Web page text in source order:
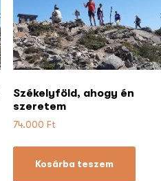
Székelyföld, ahogy én
szeretem
74.000 Ft
Kosárba teszem